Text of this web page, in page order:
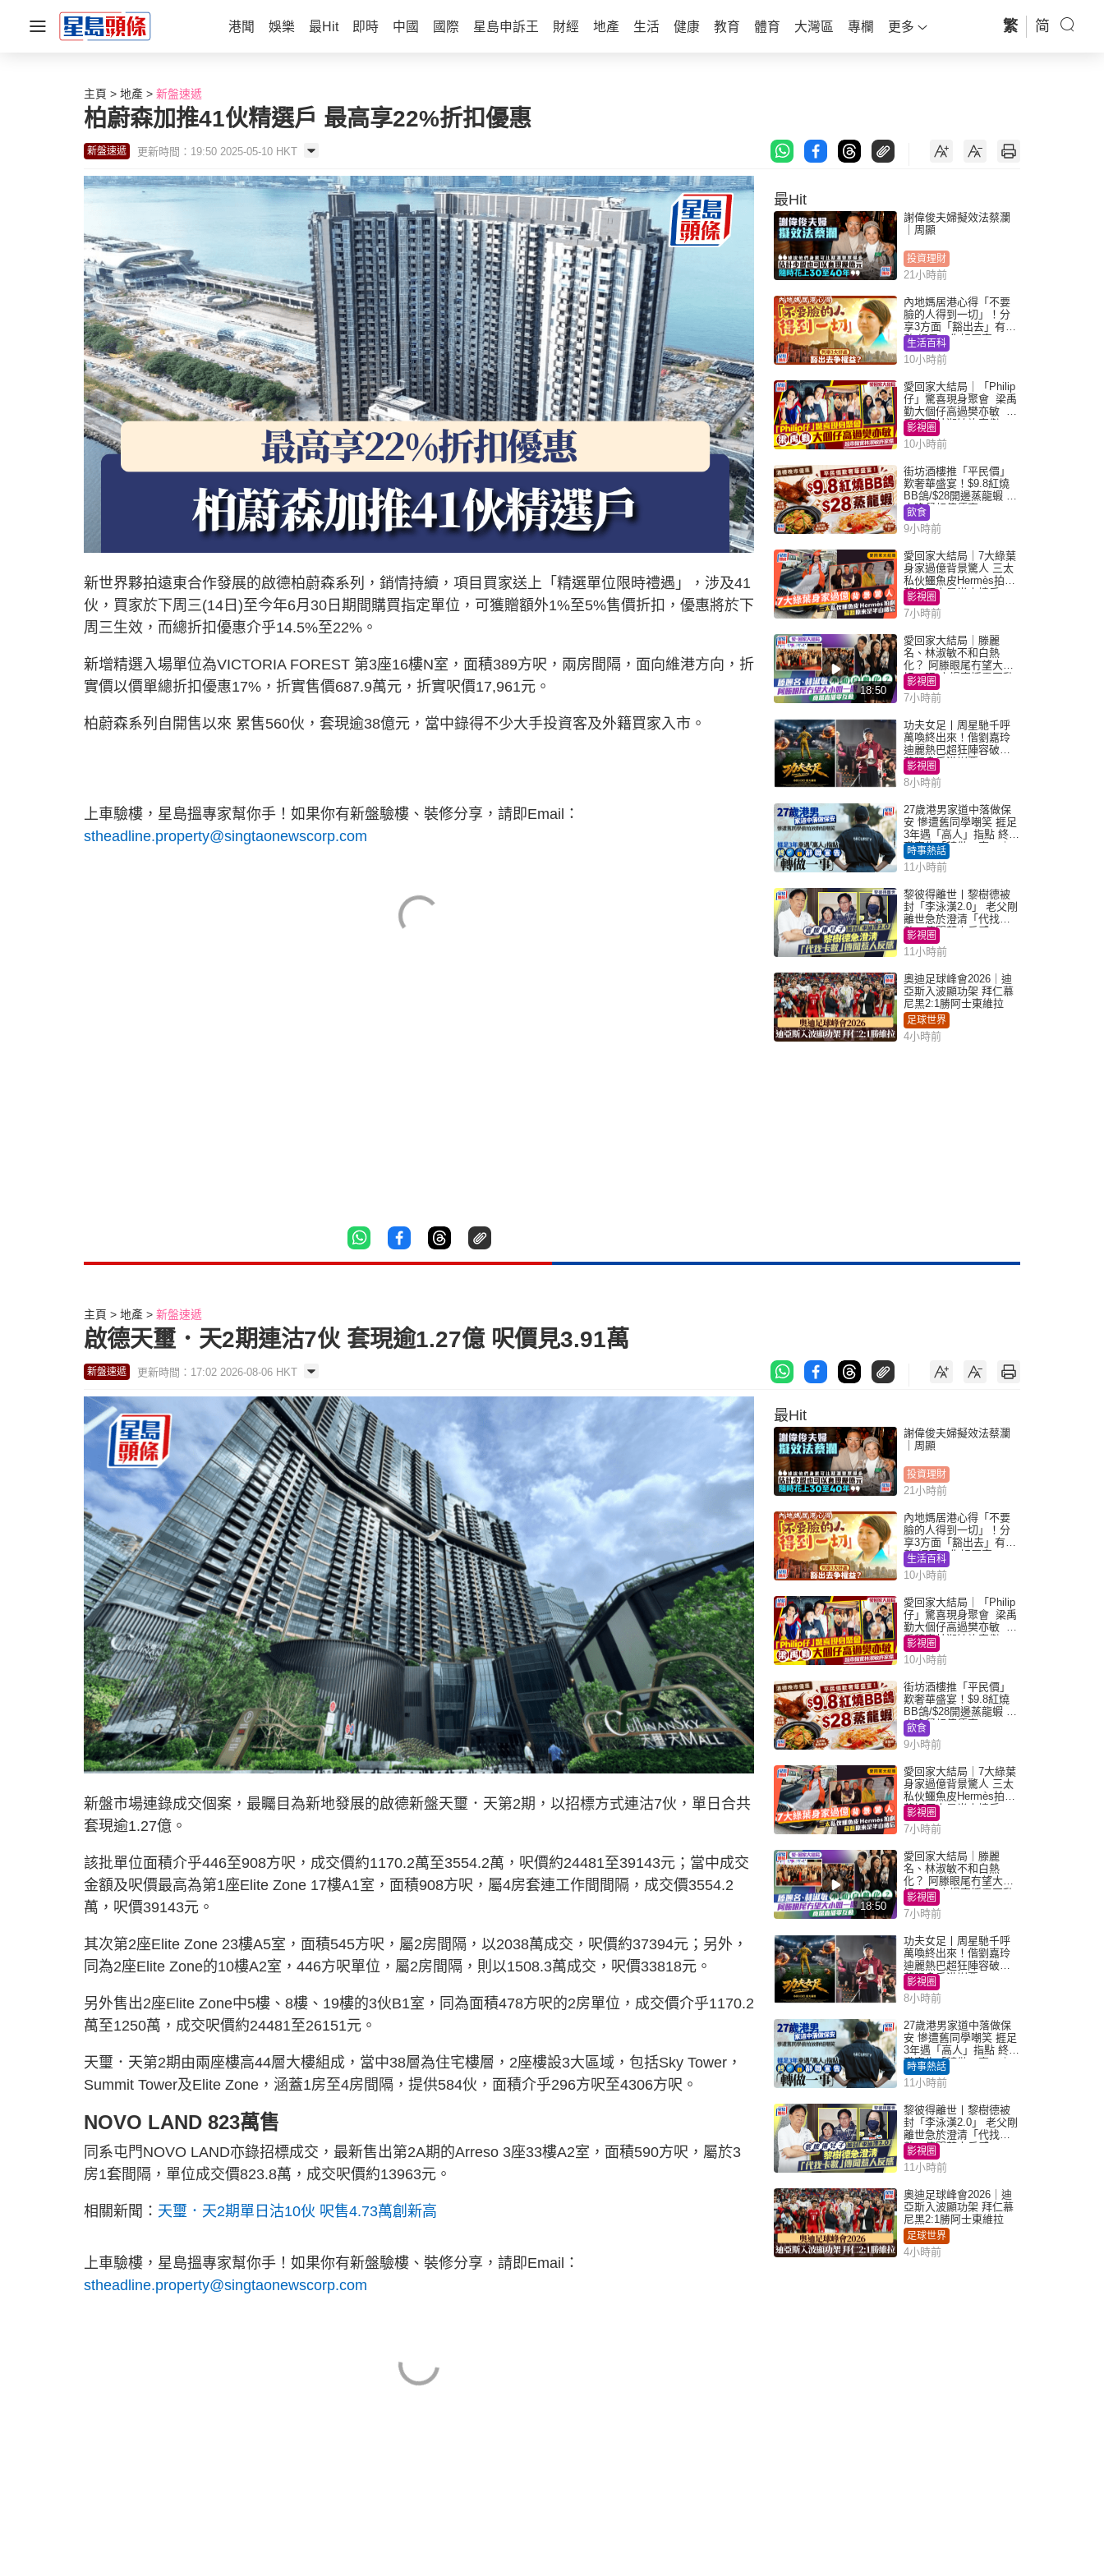
港聞 娛樂 最Hit 即時 中國 國際 星島申訴王 財經 地產 生活 健康 教育 體育 大灣區 專欄 更多 繁 简
主頁 地產 新盤速遞
柏蔚森加推41伙精選戶 最高享22%折扣優惠
新盤速遞 更新時間：19:50 2025-05-10 HKT
新世界夥拍遠東合作發展的啟德柏蔚森系列，銷情持續，項目買家送上「精選單位限時禮遇」，涉及41
伙，買家於下周三(14日)至今年6月30日期間購買指定單位，可獲贈額外1%至5%售價折扣，優惠將於下
周三生效，而總折扣優惠介乎14.5%至22%。
新增精選入場單位為VICTORIA FOREST 第3座16樓N室，面積389方呎，兩房間隔，面向維港方向，折
實價以價單總折扣優惠17%，折實售價687.9萬元，折實呎價17,961元。
柏蔚森系列自開售以來 累售560伙，套現逾38億元，當中錄得不少大手投資客及外籍買家入市。
上車驗樓，星島搵專家幫你手！如果你有新盤驗樓、裝修分享，請即Email：
stheadline.property@singtaonewscorp.com
最Hit
謝偉俊夫婦擬效法蔡瀾
｜周顯
投資理財
21小時前
內地媽居港心得「不要
臉的人得到一切」！分
享3方面「豁出去」有著
數 網民：你好厲害
生活百科
10小時前
愛回家大結局｜「Philip
仔」驚喜現身聚會 梁禹
勤大個仔高過樊亦敏 超
乖黐實林淑敏許家傑
影視圈
10小時前
街坊酒樓推「平民價」
歎奢華盛宴！$9.8紅燒
BB鴿/$28開邊蒸龍蝦 3
大晚餐超值優惠
飲食
9小時前
愛回家大結局｜7大綠葉
身家過億背景驚人 三太
私伙鱷魚皮Hermès拍劇
蘇姐原來是半山樓后
影視圈
7小時前
18:50
愛回家大結局｜滕麗
名、林淑敏不和白熱
化？ 阿滕眼尾冇望大小
姐一眼 商場直播零互動
影視圈
7小時前
功夫女足丨周星馳千呼
萬喚終出來！偕劉嘉玲
迪麗熱巴超狂陣容破天
荒現身香港謝票
影視圈
8小時前
27歲港男家道中落做保
安 慘遭舊同學嘲笑 捱足
3年遇「高人」指點 終辭
職宣告「轉做一事」｜
Juicy叮
時事熱話
11小時前
黎彼得離世丨黎樹德被
封「李泳漢2.0」 老父剛
離世急於澄清「代找卡
數」傳聞惹人反感
影視圈
11小時前
奧迪足球峰會2026｜迪
亞斯入波顯功架 拜仁慕
尼黑2:1勝阿士東維拉
足球世界
4小時前
主頁 地產 新盤速遞
啟德天璽．天2期連沽7伙 套現逾1.27億 呎價見3.91萬
新盤速遞 更新時間：17:02 2026-08-06 HKT
新盤市場連錄成交個案，最矚目為新地發展的啟德新盤天璽．天第2期，以招標方式連沽7伙，單日合共
套現逾1.27億。
該批單位面積介乎446至908方呎，成交價約1170.2萬至3554.2萬，呎價約24481至39143元；當中成交
金額及呎價最高為第1座Elite Zone 17樓A1室，面積908方呎，屬4房套連工作間間隔，成交價3554.2
萬，呎價39143元。
其次第2座Elite Zone 23樓A5室，面積545方呎，屬2房間隔，以2038萬成交，呎價約37394元；另外，
同為2座Elite Zone的10樓A2室，446方呎單位，屬2房間隔，則以1508.3萬成交，呎價33818元。
另外售出2座Elite Zone中5樓、8樓、19樓的3伙B1室，同為面積478方呎的2房單位，成交價介乎1170.2
萬至1250萬，成交呎價約24481至26151元。
天璽．天第2期由兩座樓高44層大樓組成，當中38層為住宅樓層，2座樓設3大區域，包括Sky Tower，
Summit Tower及Elite Zone，涵蓋1房至4房間隔，提供584伙，面積介乎296方呎至4306方呎。
NOVO LAND 823萬售
同系屯門NOVO LAND亦錄招標成交，最新售出第2A期的Arreso 3座33樓A2室，面積590方呎，屬於3
房1套間隔，單位成交價823.8萬，成交呎價約13963元。
相關新聞： 天璽．天2期單日沽10伙 呎售4.73萬創新高
上車驗樓，星島搵專家幫你手！如果你有新盤驗樓、裝修分享，請即Email：
stheadline.property@singtaonewscorp.com
最Hit
謝偉俊夫婦擬效法蔡瀾
｜周顯
投資理財
21小時前
內地媽居港心得「不要
臉的人得到一切」！分
享3方面「豁出去」有著
數 網民：你好厲害
生活百科
10小時前
愛回家大結局｜「Philip
仔」驚喜現身聚會 梁禹
勤大個仔高過樊亦敏 超
乖黐實林淑敏許家傑
影視圈
10小時前
街坊酒樓推「平民價」
歎奢華盛宴！$9.8紅燒
BB鴿/$28開邊蒸龍蝦 3
大晚餐超值優惠
飲食
9小時前
愛回家大結局｜7大綠葉
身家過億背景驚人 三太
私伙鱷魚皮Hermès拍劇
蘇姐原來是半山樓后
影視圈
7小時前
18:50
愛回家大結局｜滕麗
名、林淑敏不和白熱
化？ 阿滕眼尾冇望大小
姐一眼 商場直播零互動
影視圈
7小時前
功夫女足丨周星馳千呼
萬喚終出來！偕劉嘉玲
迪麗熱巴超狂陣容破天
荒現身香港謝票
影視圈
8小時前
27歲港男家道中落做保
安 慘遭舊同學嘲笑 捱足
3年遇「高人」指點 終辭
職宣告「轉做一事」｜
Juicy叮
時事熱話
11小時前
黎彼得離世丨黎樹德被
封「李泳漢2.0」 老父剛
離世急於澄清「代找卡
數」傳聞惹人反感
影視圈
11小時前
奧迪足球峰會2026｜迪
亞斯入波顯功架 拜仁慕
尼黑2:1勝阿士東維拉
足球世界
4小時前